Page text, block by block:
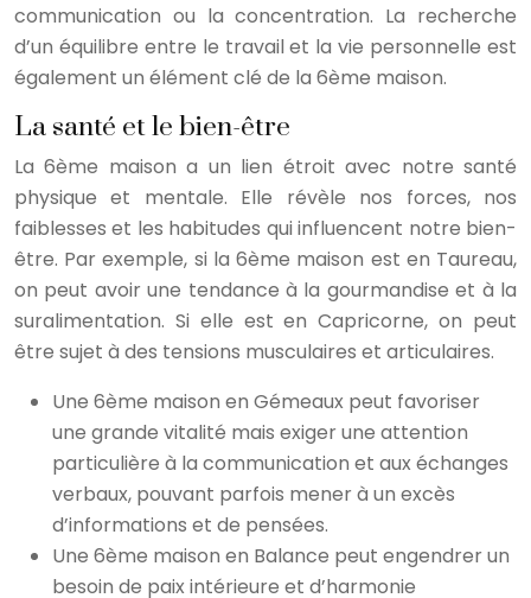
communication ou la concentration. La recherche
d’un équilibre entre le travail et la vie personnelle est
également un élément clé de la 6ème maison.
La santé et le bien-être
La 6ème maison a un lien étroit avec notre santé
physique et mentale. Elle révèle nos forces, nos
faiblesses et les habitudes qui influencent notre bien-
être. Par exemple, si la 6ème maison est en Taureau,
on peut avoir une tendance à la gourmandise et à la
suralimentation. Si elle est en Capricorne, on peut
être sujet à des tensions musculaires et articulaires.
Une 6ème maison en Gémeaux peut favoriser
une grande vitalité mais exiger une attention
particulière à la communication et aux échanges
verbaux, pouvant parfois mener à un excès
d’informations et de pensées.
Une 6ème maison en Balance peut engendrer un
besoin de paix intérieure et d’harmonie